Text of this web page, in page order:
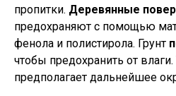
пропитки. Деревянные
предохраняют с помощью
фенола и полистирола. Грунт
чтобы предохранить от
предполагает дальнейшее